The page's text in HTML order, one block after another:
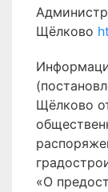
Щёлково
Щёлково
«О